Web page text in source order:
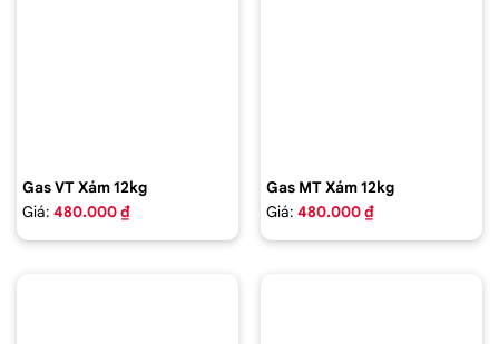
Gas VT Xám 12kg
Giá: 480.000 ₫
Gas MT Xám 12kg
Giá: 480.000 ₫